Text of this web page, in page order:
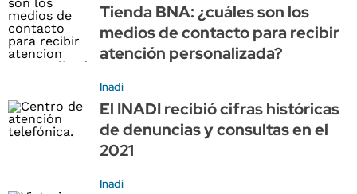
Tienda BNA: ¿cuáles son los
medios de contacto para recibir
atención personalizada?
Inadi
El INADI recibió cifras históricas
de denuncias y consultas en el
2021
Inadi